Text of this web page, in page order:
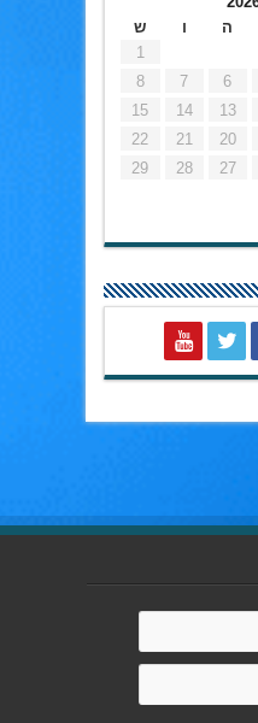
ה ו
ש
1
6
7
8
13
14
15
20
21
22
27
28
29